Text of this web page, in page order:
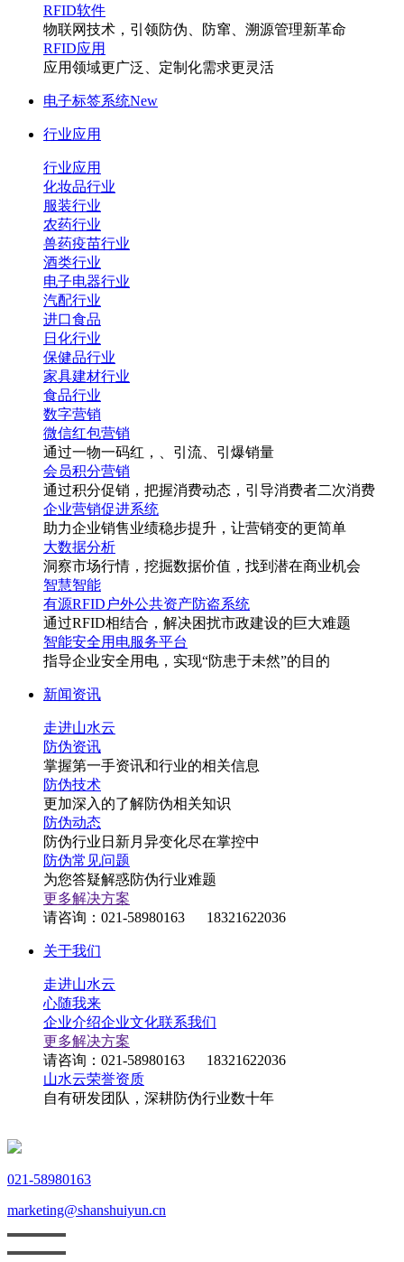
RFID软件
物联网技术，引领防伪、防窜、溯源管理新革命
RFID应用
应用领域更广泛、定制化需求更灵活
电子标签系统New
行业应用
行业应用
化妆品行业
服装行业
农药行业
兽药疫苗行业
酒类行业
电子电器行业
汽配行业
进口食品
日化行业
保健品行业
家具建材行业
食品行业
数字营销
微信红包营销
通过一物一码红 ，
、引流、引爆销量
会员积分营销
通过积分促销，把握消费动态，引导消费者二次消费
企业营销促进系统
助力企业销售业绩稳步提升，让营销变的更简单
大数据分析
洞察市场行情，挖掘数据价值，找到潜在商业机会
智慧智能
有源RFID户外公共资产防盗系统
通过RFID相结合，解决困扰市政建设的巨大难题
智能安全用电服务平台
指导企业安全用电，实现“防患于未然”的目的
新闻资讯
走进山水云
防伪资讯
掌握第一手资讯和行业的相关信息
防伪技术
更加深入的了解防伪相关知识
防伪动态
防伪行业日新月异变化尽在掌控中
防伪常见问题
为您答疑解惑防伪行业难题
更多解决方案
请咨询：021-58980163 18321622036
关于我们
走进山水云
心随我来
企业介绍企业文化联系我们
更多解决方案
请咨询：021-58980163 18321622036
山水云荣誉资质
自有研发团队，深耕防伪行业数十年
021-58980163
marketing@shanshuiyun.cn